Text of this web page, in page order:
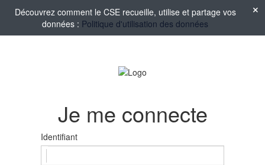
Découvrez comment le CSE recueille, utilise et partage vos
données : Politique d'utilisation des données
Je me connecte
Identifiant